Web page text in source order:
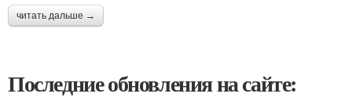
читать дальше →
Последние обновления на сайте: